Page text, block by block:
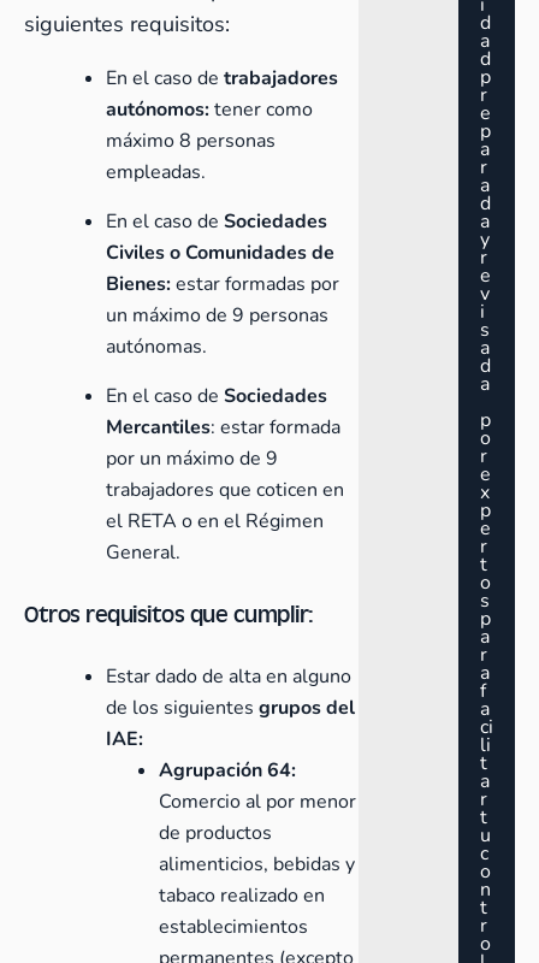
siguientes requisitos:
En el caso de trabajadores
autónomos:tener como
máximo 8 personas
empleadas.
En el caso de Sociedades
Civiles o Comunidades de
Bienes:estar formadas por
un máximo de 9 personas
autónomas.
En el caso de Sociedades
Mercantiles: estar formada
por un máximo de 9
trabajadores que coticen en
el RETA o en el Régimen
General.
Otros requisitos que cumplir:
Estar dado de alta en alguno
de los siguientes grupos del
IAE:
Agrupación 64:
Comercio al por menor
de productos
alimenticios, bebidas y
tabaco realizado en
establecimientos
d
a
d
p
r
e
p
a
r
a
d
a
y
r
e
v
i
s
a
d
a
p
o
r
e
x
p
e
r
t
o
s
p
a
r
a
f
a
ci
li
t
a
r
t
u
c
o
n
t
r
o